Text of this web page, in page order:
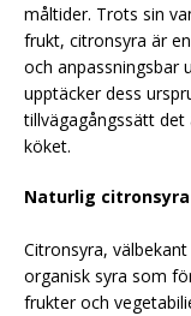
måltider. Trots sin
frukt, citronsyra är
och anpassningsbar
upptäcker dess
tillvägagångssätt
köket.
Naturlig
Citronsyra,
organisk syra som
frukter och